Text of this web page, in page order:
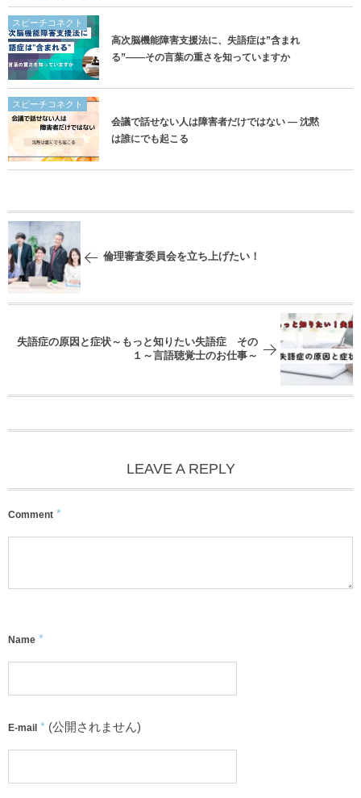
スピーチコネクト
高次脳機能障害支援法に、失語症は”含まれ
る”——その言葉の重さを知っていますか
スピーチコネクト
会議で話せない人は障害者だけではない ― 沈黙
は誰にでも起こる
倫理審査委員会を立ち上げたい！
失語症の原因と症状～もっと知りたい失語症 その
１～言語聴覚士のお仕事～
LEAVE A REPLY
Comment *
Name *
E-mail * (公開されません)